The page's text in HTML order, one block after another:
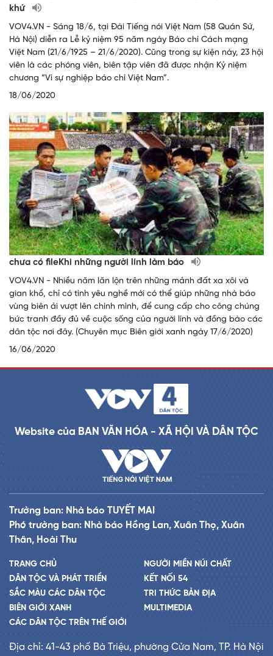
khứ
VOV4.VN - Sáng 18/6, tại Đài Tiếng nói Việt Nam (58 Quán Sứ,
Hà Nội) diễn ra Lễ kỷ niệm 95 năm ngày Báo chí Cách mạng
Việt Nam (21/6/1925 – 21/6/2020). Cũng trong sự kiện này, 23 hội
viên là các phóng viên, biên tập viên đã được nhận Kỷ niệm
chương “Vì sự nghiệp báo chí Việt Nam”.
18/06/2020
chưa có fileKhi những người lính làm báo
VOV4.VN - Nhiều năm lăn lộn trên những mảnh đất xa xôi và
gian khổ, chỉ có tình yêu nghề mới có thể giúp những nhà báo
vùng biên ải vượt lên chính mình, để cung cấp cho công chúng
bức tranh đầy đủ về cuộc sống của người lính và đồng bào các
dân tộc nơi đây. (Chuyên mục Biên giới xanh ngày 17/6/2020)
16/06/2020
Website của BAN VĂN HÓA - XÃ HỘI VÀ DÂN TỘC
Trưởng ban: Nhà báo TUYẾT MAI
Phó trưởng ban: Nhà báo Hồng Lan, Xuân Thọ, Xuân
Thân, Hoài Thu
TRANG CHỦ
DÂN TỘC VÀ PHÁT TRIỂN
SẮC MÀU CÁC DÂN TỘC
BIÊN GIỚI XANH
CÁC DÂN TỘC TRÊN THẾ GIỚI
NGƯỜI MIỀN NÚI CHẤT
KẾT NỐI 54
TRI THỨC BẢN ĐỊA
MULTIMEDIA
Địa chỉ: 41-43 phố Bà Triệu, phường Cửa Nam, TP. Hà Nội